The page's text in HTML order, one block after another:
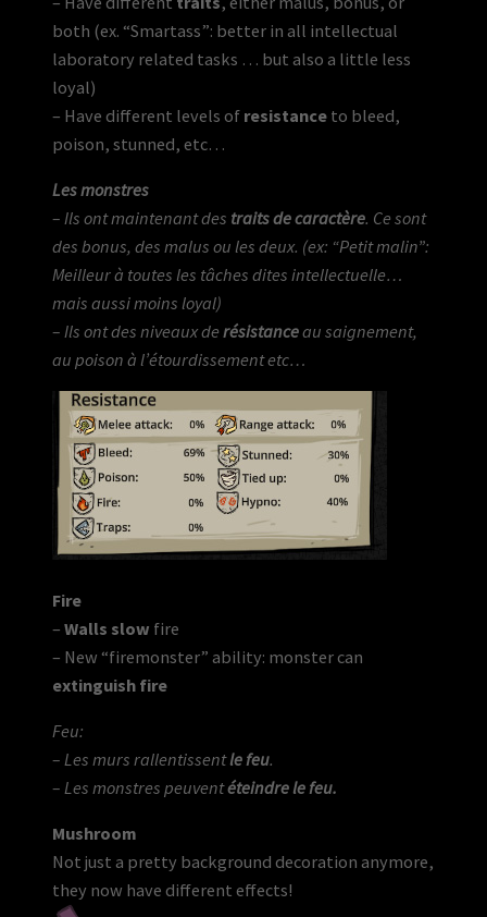
both (ex. “Smartass”: better in all intellectual
laboratory related tasks … but also a little less
loyal)
– Have different levels of resistance to bleed,
poison, stunned, etc…
Les monstres
– Ils ont maintenant des traits de caractère. Ce sont
des bonus, des malus ou les deux. (ex: “Petit malin”:
Meilleur à toutes les tâches dites intellectuelle…
mais aussi moins loyal)
– Ils ont des niveaux de résistanceau saignement,
au poison à l’étourdissement etc…
Fire
– Walls slow fire
– New “firemonster” ability: monster can
extinguish fire
Feu:
– Les murs rallentissentle feu.
– Les monstres peuventéteindre le feu.
Mushroom
Not just a pretty background decoration anymore,
they now have different effects!